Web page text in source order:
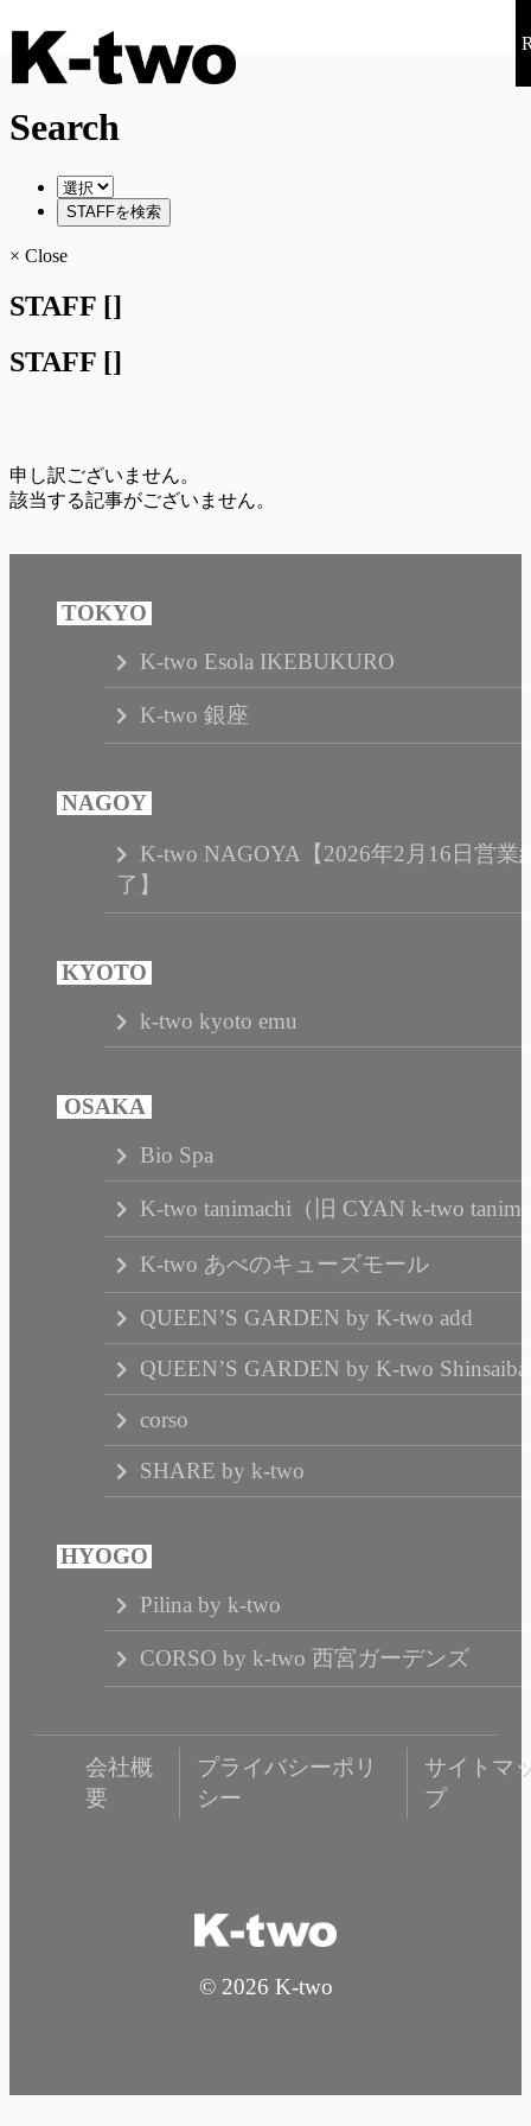
Search
STAFFを検索
× Close
STAFF []
STAFF []
申し訳ございません。
該当する記事がございません。
K-two Esola IKEBUKURO
K-two 銀座
K-two NAGOYA【2026年2月16日営業
了】
k-two kyoto emu
Bio Spa
K-two tanimachi（旧 CYAN k-two
K-two あべのキューズモール
QUEEN’S GARDEN by K-two add
QUEEN’S GARDEN by K-two
corso
SHARE by k-two
Pilina by k-two
CORSO by k-two 西宮ガーデンズ
会社概
要
プライバシーポリ
シー
サイトマ
プ
© 2026 K-two